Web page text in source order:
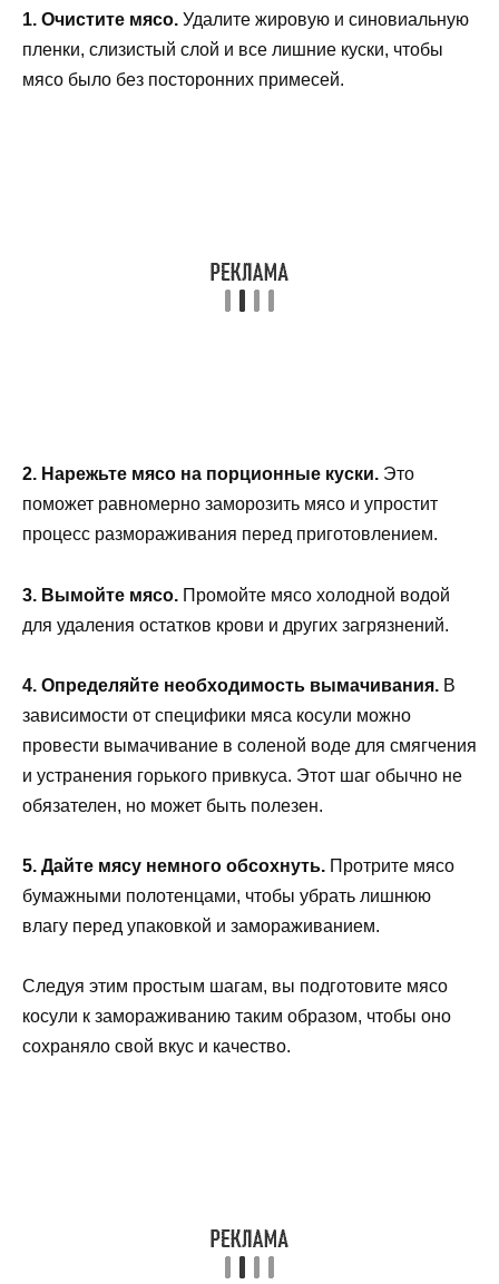
1. Очистите мясо. Удалите жировую и синовиальную
пленки, слизистый слой и все лишние куски, чтобы
мясо было без посторонних примесей.
2. Нарежьте мясо на порционные куски. Это
поможет равномерно заморозить мясо и упростит
процесс размораживания перед приготовлением.
3. Вымойте мясо. Промойте мясо холодной водой
для удаления остатков крови и других загрязнений.
4. Определяйте необходимость вымачивания. В
зависимости от специфики мяса косули можно
провести вымачивание в соленой воде для смягчения
и устранения горького привкуса. Этот шаг обычно не
обязателен, но может быть полезен.
5. Дайте мясу немного обсохнуть. Протрите мясо
бумажными полотенцами, чтобы убрать лишнюю
влагу перед упаковкой и замораживанием.
Следуя этим простым шагам, вы подготовите мясо
косули к замораживанию таким образом, чтобы оно
сохраняло свой вкус и качество.